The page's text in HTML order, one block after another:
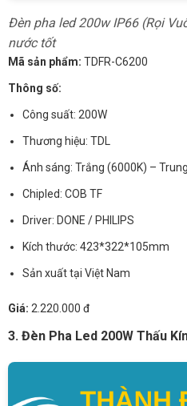
Đèn pha led 200w IP66 (Rọi
nước tốt
Mã sản phẩm: TDFR-C6200
Thông số:
Công suất: 200W
Thương hiệu: TDL
Ánh sáng: Trắng (6000K) –
Chipled: COB TF
Driver: DONE / PHILIPS
Kích thước: 423*322*105mm
Sản xuất tại Việt Nam
Giá: 2.220.000 đ
3. Đèn Pha Led 200W Thấu